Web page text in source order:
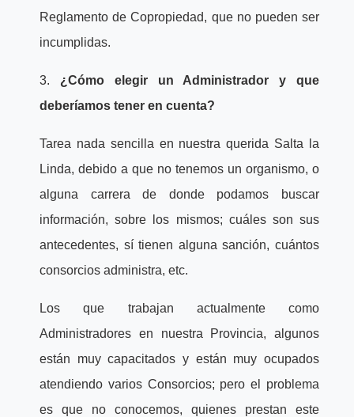
Reglamento de Copropiedad, que no pueden ser
incumplidas.
3. ¿Cómo elegir un Administrador y que
deberíamos tener en cuenta?
Tarea nada sencilla en nuestra querida Salta la
Linda, debido a que no tenemos un organismo, o
alguna carrera de donde podamos buscar
información, sobre los mismos; cuáles son sus
antecedentes, sí tienen alguna sanción, cuántos
consorcios administra, etc.
Los que trabajan actualmente como
Administradores en nuestra Provincia, algunos
están muy capacitados y están muy ocupados
atendiendo varios Consorcios; pero el problema
es que no conocemos, quienes prestan este